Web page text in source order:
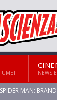
NEWS
SPIDER-MAN: